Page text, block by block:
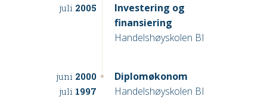
juli 2005
Investering og
finansiering
Handelshøyskolen BI
juni 2000
juli 1997
Diplomøkonom
Handelshøyskolen BI